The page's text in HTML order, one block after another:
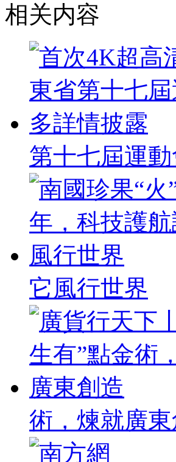
相关内容
第十七屆運
它風行世界
術，煉就廣